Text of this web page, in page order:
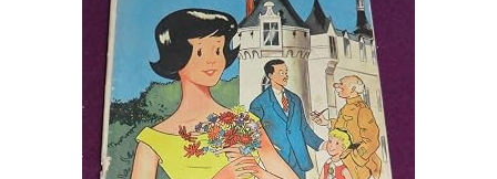
Art & Collectables
Start Selling